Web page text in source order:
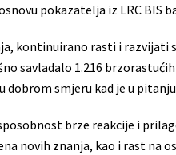
pokazatelja iz LRC BIS
kontinuirano rasti i
savladalo 1.216
smjeru kad je u
brze reakcije i
novih znanja, kao i rast na